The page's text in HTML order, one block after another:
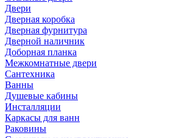
Двери
Дверная коробка
Дверная фурнитура
Дверной наличник
Доборная планка
Межкомнатные двери
Сантехника
Ванны
Душевые кабины
Инсталляции
Каркасы для ванн
Раковины